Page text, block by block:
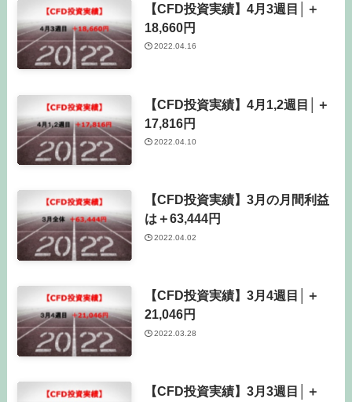
【CFD投資実績】4月3週目│＋
18,660円
2022.04.16
【CFD投資実績】4月1,2週目│＋
17,816円
2022.04.10
【CFD投資実績】3月の月間利益
は＋63,444円
2022.04.02
【CFD投資実績】3月4週目│＋
21,046円
2022.03.28
【CFD投資実績】3月3週目│＋